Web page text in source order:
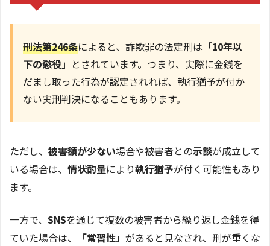
刑法第246条によると、詐欺罪の法定刑は 「10年以
下の懲役」 とされています。つまり、実際に金銭を
だまし取った行為が認定されれば、執行猶予が付か
ない実刑判決になることもあります。
ただし、 被害額が少ない場合や被害者との示談が成立して
いる場合は、 情状酌量により執行猶予が付く可能性もあり
ます。
一方で、 SNSを通じて複数の被害者から繰り返し金銭を得
ていた場合は、
「常習性」 があると見なされ、刑が重くな